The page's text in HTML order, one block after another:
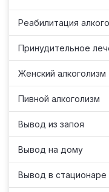
Реабилитация
Принудительное
Женский алкоголизм
Пивной алкоголизм
Вывод из запоя
Вывод на дому
Вывод в стационаре